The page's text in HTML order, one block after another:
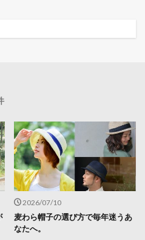
2026/07/10
麦わら帽子の選び方で毎年迷うあ
なたへ。